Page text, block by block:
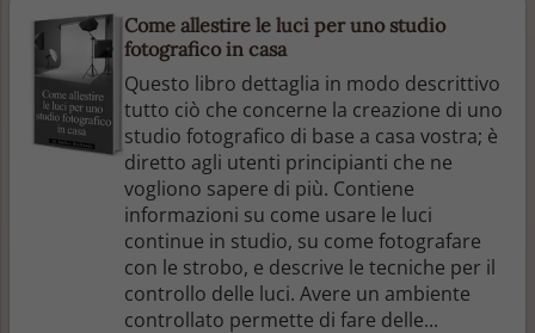
Come allestire le luci per uno studio
fotografico in casa
Questo libro dettaglia in modo descrittivo
tutto ciò che concerne la creazione di uno
studio fotografico di base a casa vostra; è
diretto agli utenti principianti che ne
vogliono sapere di più. Contiene
informazioni su come usare le luci
continue in studio, su come fotografare
con le strobo, e descrive le tecniche per il
controllo delle luci. Avere un ambiente
controllato permette di fare delle...